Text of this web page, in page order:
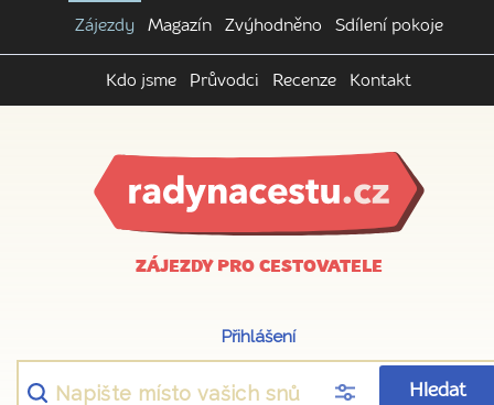
Zájezdy Magazín Zvýhodněno Sdílení pokoje
Kdo jsme Průvodci Recenze Kontakt
ZÁJEZDY PRO CESTOVATELE
Přihlášení
Hledat